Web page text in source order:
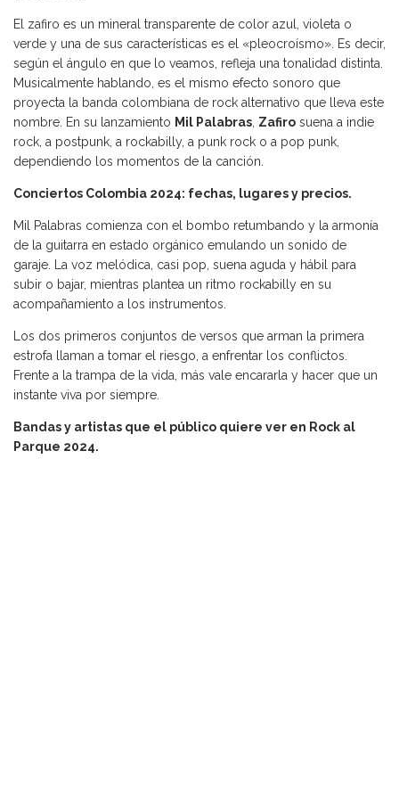
El zafiro es un mineral transparente de color azul, violeta o
verde y una de sus características es el «pleocroísmo». Es decir,
según el ángulo en que lo veamos, refleja una tonalidad distinta.
Musicalmente hablando, es el mismo efecto sonoro que
proyecta la banda colombiana de rock alternativo que lleva este
nombre. En su lanzamiento Mil Palabras Zafiro suena a indie
rock, a postpunk, a rockabilly, a punk rock o a pop punk,
dependiendo los momentos de la canción.
Conciertos Colombia 2024: fechas, lugares y precios.
Mil Palabras comienza con el bombo retumbando y la armonía
de la guitarra en estado orgánico emulando un sonido de
garaje. La voz melódica, casi pop, suena aguda y hábil para
subir o bajar, mientras plantea un ritmo rockabilly en su
acompañamiento a los instrumentos.
Los dos primeros conjuntos de versos que arman la primera
estrofa llaman a tomar el riesgo, a enfrentar los conflictos.
Frente a la trampa de la vida, más vale encararla y hacer que un
instante viva por siempre.
Bandas y artistas que el público quiere ver en Rock al
Parque 2024.